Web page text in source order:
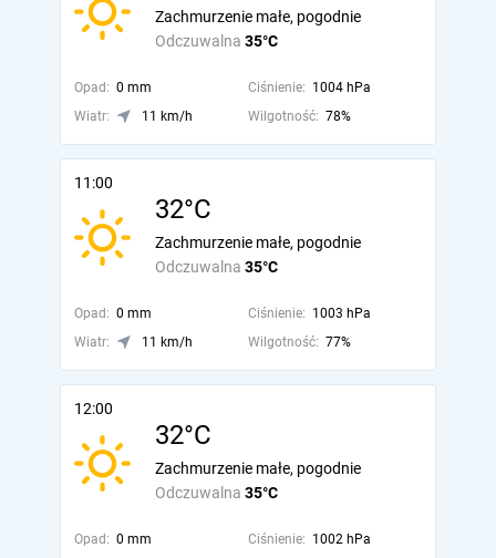
Odczuwalna 35°C
Zachmurzenie małe, pogodnie
Opad: 0 mm Ciśnienie: 1004 hPa
Wiatr:
11 km/h Wilgotność: 78%
11:00
32°C
Odczuwalna 35°C
Zachmurzenie małe, pogodnie
Opad: 0 mm Ciśnienie: 1003 hPa
Wiatr:
11 km/h Wilgotność: 77%
12:00
32°C
Odczuwalna 35°C
Zachmurzenie małe, pogodnie
Opad: 0 mm Ciśnienie: 1002 hPa